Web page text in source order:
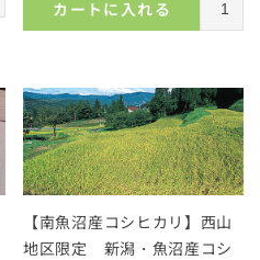
カートに入れる
【南魚沼産コシヒカリ】西山
地区限定 新潟・魚沼産コシ